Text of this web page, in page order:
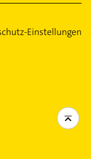
Einstellungen